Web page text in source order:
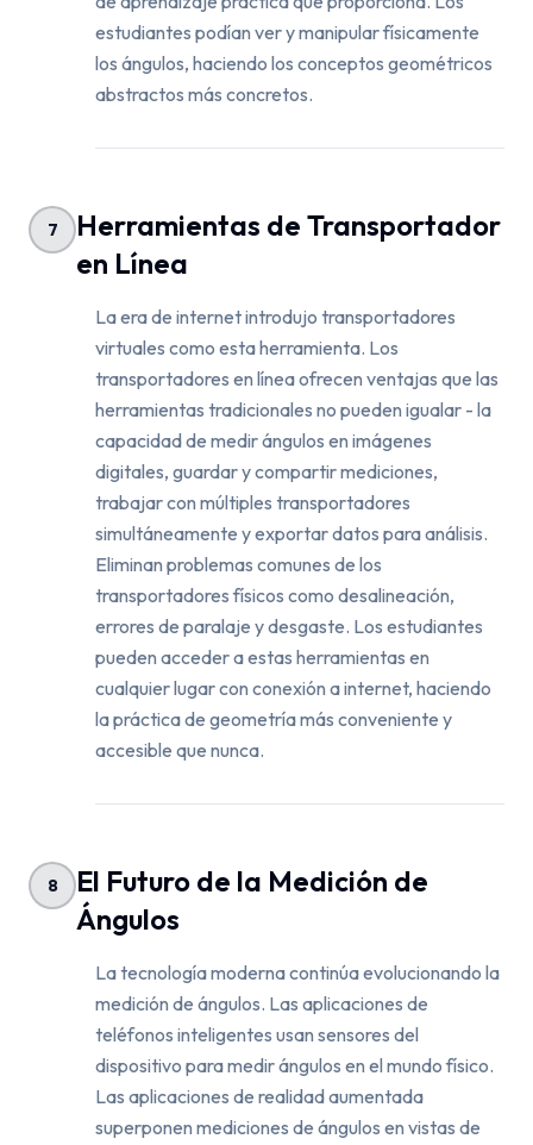
estudiantes podían ver y manipular físicamente
los ángulos, haciendo los conceptos geométricos
abstractos más concretos.
7
Herramientas de Transportador
en Línea
La era de internet introdujo transportadores
virtuales como esta herramienta. Los
transportadores en línea ofrecen ventajas que las
herramientas tradicionales no pueden igualar - la
capacidad de medir ángulos en imágenes
digitales, guardar y compartir mediciones,
trabajar con múltiples transportadores
simultáneamente y exportar datos para análisis.
Eliminan problemas comunes de los
transportadores físicos como desalineación,
errores de paralaje y desgaste. Los estudiantes
pueden acceder a estas herramientas en
cualquier lugar con conexión a internet, haciendo
la práctica de geometría más conveniente y
accesible que nunca.
8
El Futuro de la Medición de
Ángulos
La tecnología moderna continúa evolucionando la
medición de ángulos. Las aplicaciones de
teléfonos inteligentes usan sensores del
dispositivo para medir ángulos en el mundo físico.
Las aplicaciones de realidad aumentada
superponen mediciones de ángulos en vistas de